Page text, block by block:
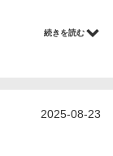
続きを読む
2025-08-23